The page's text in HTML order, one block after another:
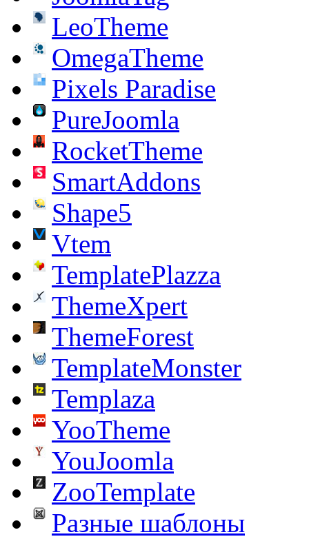
LeoTheme
OmegaTheme
Pixels Paradise
PureJoomla
RocketTheme
SmartAddons
Shape5
Vtem
TemplatePlazza
ThemeXpert
ThemeForest
TemplateMonster
Templaza
YooTheme
YouJoomla
ZooTemplate
Разные шаблоны